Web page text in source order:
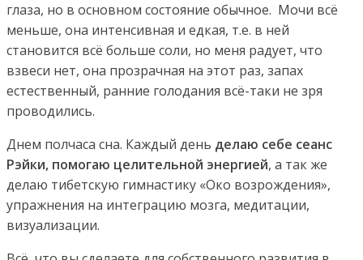
глаза, но в основном состояние обычное. Мочи всё
меньше, она интенсивная и едкая, т.е. в ней
становится всё больше соли, но меня радует, что
взвеси нет, она прозрачная на этот раз, запах
естественный, ранние голодания всё-таки не зря
проводились.
Днем полчаса сна. Каждый день делаю себе сеанс
Рэйки, помогаю целительной энергией, а так же
делаю тибетскую гимнастику «Око возрождения»,
упражнения на интеграцию мозга, медитации,
визуализации.